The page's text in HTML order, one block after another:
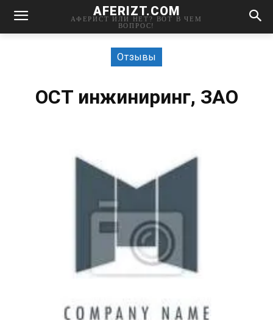
AFERIZT.COM
АФЕРИСТ ИЛИ НЕТ? ВОТ В ЧЕМ
ВОПРОС!
Отзывы
ОСТ инжиниринг, ЗАО